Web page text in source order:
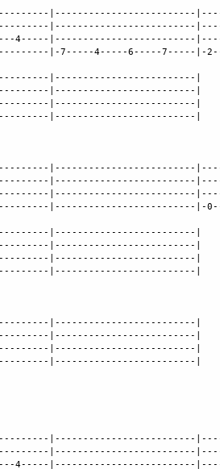
|-------------------------
|-------------------------
4-----|-------------------------
|-7-----4-----6-----7-----|-
|-------------------------|
|-------------------------|
|-------------------------|
|-------------------------|
|-------------------------
|-------------------------
|-------------------------
|-------------------------|-
|-------------------------|
|-------------------------|
|-------------------------|
|-------------------------|
|-------------------------|
|-------------------------|
|-------------------------|
|-------------------------|
|-------------------------
|-------------------------
4-----|-------------------------